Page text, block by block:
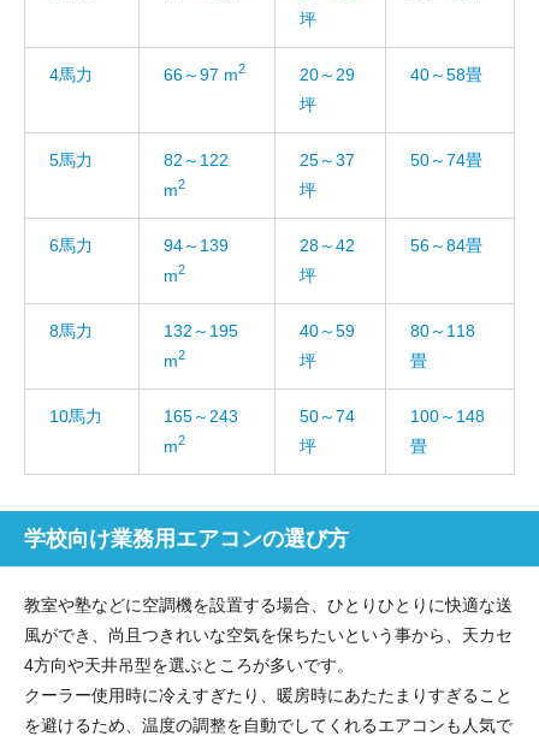
坪
4馬力 66～97 m2
20～29
坪
40～58畳
5馬力
82～122
m2
25～37
坪
50～74畳
6馬力
94～139
m2
28～42
坪
56～84畳
8馬力
132～195
m2
40～59
坪
80～118
畳
10馬力
165～243
m2
50～74
坪
100～148
畳
学校向け業務用エアコンの選び方
教室や塾などに空調機を設置する場合、ひとりひとりに快適な送
風ができ、尚且つきれいな空気を保ちたいという事から、天カセ
4方向や天井吊型を選ぶところが多いです。
クーラー使用時に冷えすぎたり、暖房時にあたたまりすぎること
を避けるため、温度の調整を自動でしてくれるエアコンも人気で